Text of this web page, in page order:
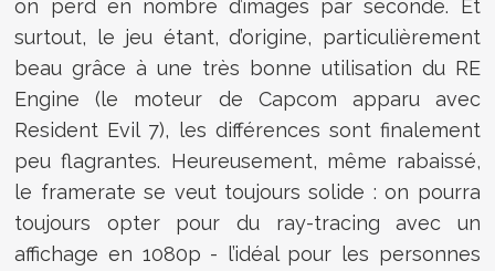
on perd en nombre d’images par seconde. Et
surtout, le jeu étant, d’origine, particulièrement
beau grâce à une très bonne utilisation du RE
Engine (le moteur de Capcom apparu avec
Resident Evil 7), les différences sont finalement
peu flagrantes. Heureusement, même rabaissé,
le framerate se veut toujours solide : on pourra
toujours opter pour du ray-tracing avec un
affichage en 1080p - l’idéal pour les personnes